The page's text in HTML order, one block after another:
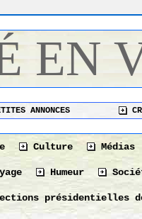
EN
ANNONCES
Culture Médias
Humeur
présidentielles